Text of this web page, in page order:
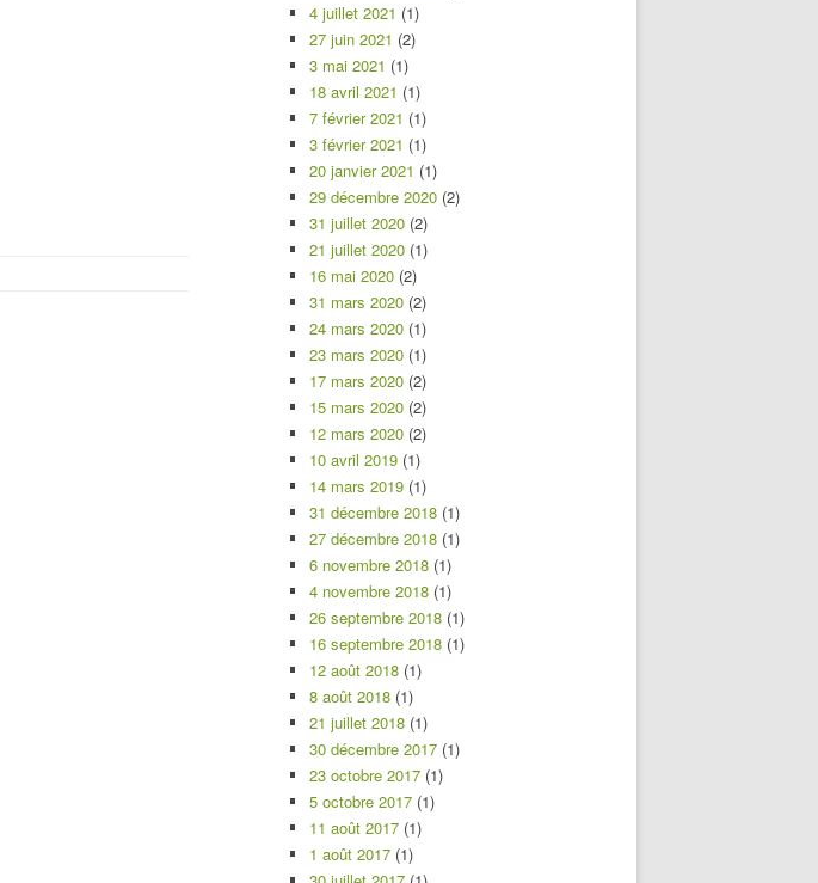
4 juillet 2021 (1)
27 juin 2021 (2)
3 mai 2021 (1)
18 avril 2021 (1)
7 février 2021 (1)
3 février 2021 (1)
20 janvier 2021 (1)
29 décembre 2020 (2)
31 juillet 2020 (2)
21 juillet 2020 (1)
16 mai 2020 (2)
31 mars 2020 (2)
24 mars 2020 (1)
23 mars 2020 (1)
17 mars 2020 (2)
15 mars 2020 (2)
12 mars 2020 (2)
10 avril 2019 (1)
14 mars 2019 (1)
31 décembre 2018 (1)
27 décembre 2018 (1)
6 novembre 2018 (1)
4 novembre 2018 (1)
26 septembre 2018 (1)
16 septembre 2018 (1)
12 août 2018 (1)
8 août 2018 (1)
21 juillet 2018 (1)
30 décembre 2017 (1)
23 octobre 2017 (1)
5 octobre 2017 (1)
11 août 2017 (1)
1 août 2017 (1)